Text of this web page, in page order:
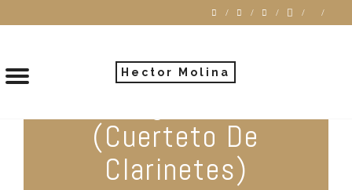
Hector Molina
(Cuerteto De
Clarinetes)